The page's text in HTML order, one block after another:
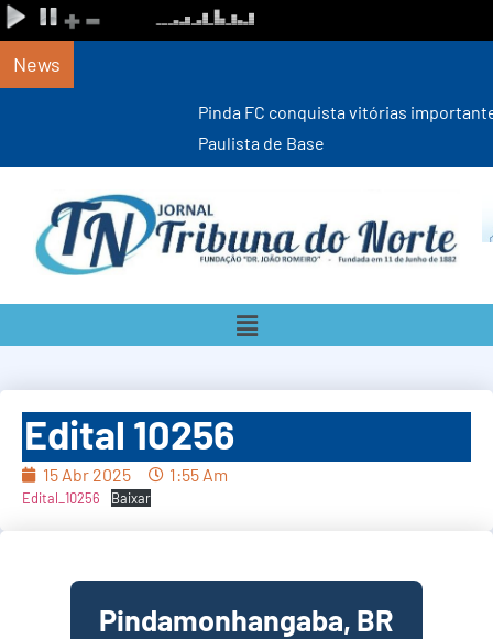
News
Pinda FC conquista vitórias importantes no Campeonato
Edital 10256
15 Abr 2025 1:55 Am
Edital_10256 Baixar
Pindamonhangaba, BR